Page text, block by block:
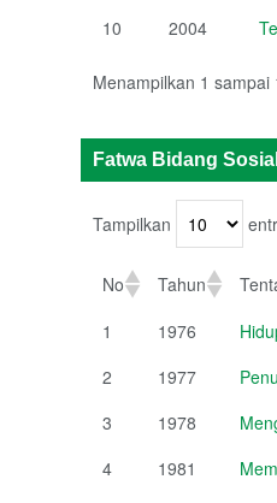
10
2004
Menampilkan 1
Fatwa Bidang
Tampilkan
No Tahun
1
1976
2
1977
3
1978
4
1981